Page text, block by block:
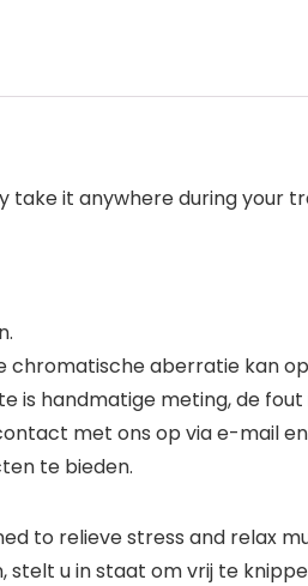
it anywhere during your
chromatische aberratie kan
handmatige meting, de fout
met ons op via e-mail
te bieden.
to relieve stress and relax
u in staat om vrij te